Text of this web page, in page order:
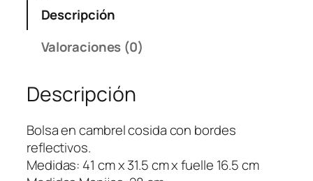
b
r
e
l
R
e
Descripción
Valoraciones (0)
Descripción
Bolsa en cambrel cosida con bordes
reflectivos.
Medidas: 41 cm x 31.5 cm x fuelle 16.5 cm